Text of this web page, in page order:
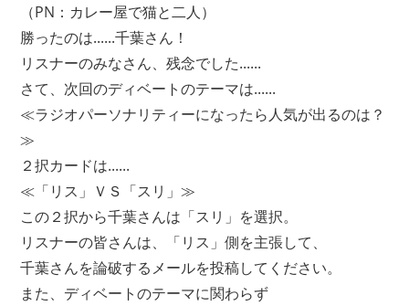
（PN：カレー屋で猫と二人）
勝ったのは......千葉さん！
リスナーのみなさん、残念でした......
さて、次回のディベートのテーマは......
≪ラジオパーソナリティーになったら人気が出るのは？
≫
２択カードは......
≪「リス」ＶＳ「スリ」≫
この２択から千葉さんは「スリ」を選択。
リスナーの皆さんは、「リス」側を主張して、
千葉さんを論破するメールを投稿してください。
また、ディベートのテーマに関わらず